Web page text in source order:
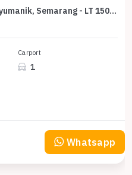
Dijual Rumah Strategis di Banyumanik, Semarang - LT 150m²
Carport
1
Whatsapp